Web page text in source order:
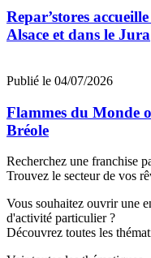
Repar’stores
Alsace et dans le Jura
Publié le 04/07/2026
Flammes du Monde
Bréole
Recherchez une franchise
Trouvez le secteur de vos
Vous souhaitez ouvrir une
d'activité particulier ?
Découvrez toutes les